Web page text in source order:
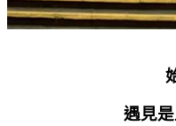
遇見